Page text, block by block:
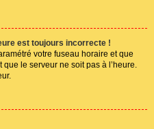
est toujours incorrecte !
votre fuseau horaire et que
le serveur ne soit pas à l’heure.